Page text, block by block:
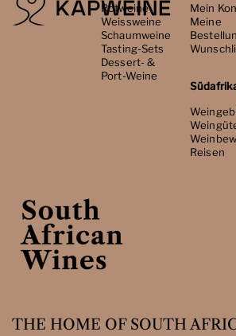
Rotweine
Weissweine
Schaumweine
Tasting-Sets
Dessert- &
Port-Weine
Mein
Meine
Reisen
THE HOME OF SOUTH